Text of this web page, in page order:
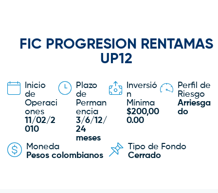
FIC PROGRESION RENTAMAS
UP12
Inicio
de
Operaci
ones
11/02/2
010
Plazo
de
Perman
encia
3/6/12/
24
meses
Inversió
n
Mínima
$200,00
0.00
Perfil de
Riesgo
Arriesga
do
Moneda
Pesos colombianos
Tipo de Fondo
Cerrado